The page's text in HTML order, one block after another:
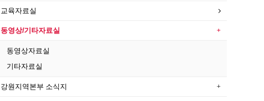
교육자료실
동영상/기타자료실
동영상자료실
기타자료실
강원지역본부 소식지